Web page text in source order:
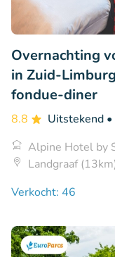
Overnachting
in Zuid-
fondue-diner
8.8 Uitstekend
Alpine Hotel by
Landgraaf
Verkocht: 46